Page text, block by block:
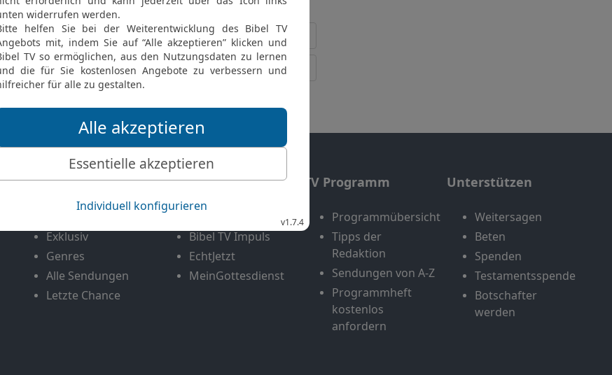
Bewertung der Bibelthek
Mediathek
Exklusiv
Genres
Alle Sendungen
Letzte Chance
Livestream
Bibel TV Impuls
EchtJetzt
MeinGottesdienst
TV Programm
Programmübersicht
Tipps der
Redaktion
Sendungen von A-Z
Programmheft
kostenlos
anfordern
Unterstützen
Weitersagen
Beten
Spenden
Testamentsspende
Botschafter
werden